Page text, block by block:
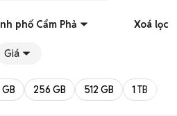
phố Cẩm Phả Xoá lọc
Giá
256 GB 512 GB 1 TB